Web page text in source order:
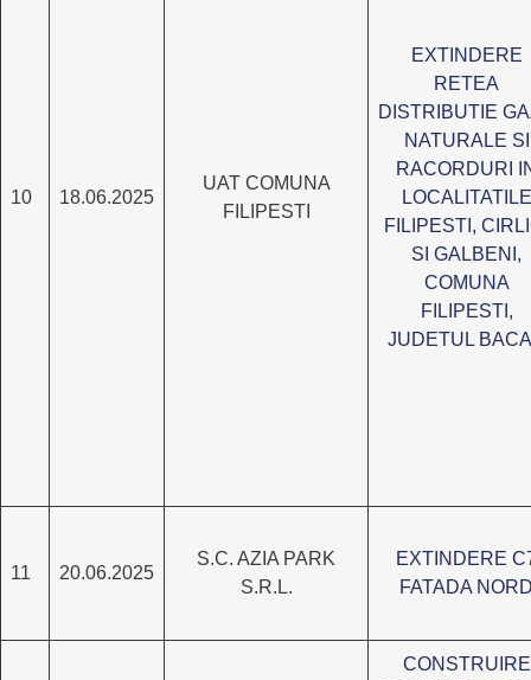
10 18.06.2025
UAT COMUNA
FILIPESTI
EXTINDERE
RETEA
DISTRIBUTIE
NATURALE SI
RACORDURI
LOCALITATILE
FILIPESTI,
SI GALBENI,
COMUNA
FILIPESTI,
JUDETUL
11 20.06.2025
S.C. AZIA PARK
S.R.L.
EXTINDERE
FATADA
CONSTRUIRE